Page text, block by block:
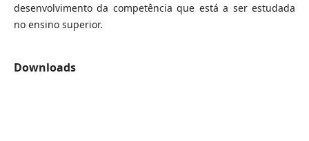
desenvolvimento da competência que está a ser estudada
no ensino superior.
Downloads